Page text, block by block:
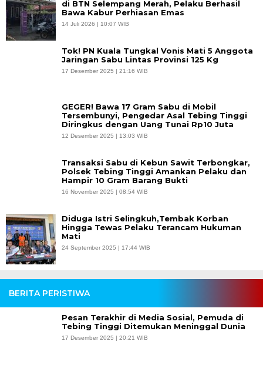
di BTN Selempang Merah, Pelaku Berhasil
Bawa Kabur Perhiasan Emas
14 Juli 2026 | 10:07 WIB
Tok! PN Kuala Tungkal Vonis Mati 5 Anggota
Jaringan Sabu Lintas Provinsi 125 Kg
17 Desember 2025 | 21:16 WIB
GEGER! Bawa 17 Gram Sabu di Mobil
Tersembunyi, Pengedar Asal Tebing Tinggi
Diringkus dengan Uang Tunai Rp10 Juta
12 Desember 2025 | 13:03 WIB
Transaksi Sabu di Kebun Sawit Terbongkar,
Polsek Tebing Tinggi Amankan Pelaku dan
Hampir 10 Gram Barang Bukti
16 November 2025 | 08:54 WIB
Diduga Istri Selingkuh,Tembak Korban
Hingga Tewas Pelaku Terancam Hukuman
Mati
24 September 2025 | 17:44 WIB
BERITA PERISTIWA
Pesan Terakhir di Media Sosial, Pemuda di
Tebing Tinggi Ditemukan Meninggal Dunia
17 Desember 2025 | 20:21 WIB